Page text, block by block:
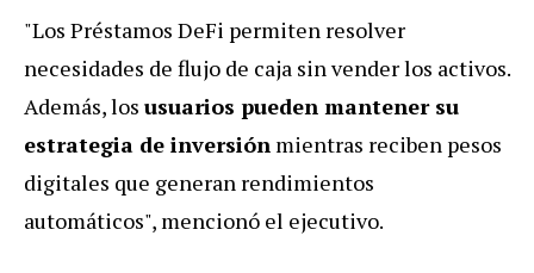
"Los Préstamos DeFi permiten resolver
necesidades de flujo de caja sin vender los activos.
Además, los usuarios pueden mantener su
estrategia de inversión mientras reciben pesos
digitales que generan rendimientos
automáticos", mencionó el ejecutivo.